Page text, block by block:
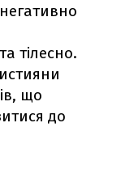
тілесно.
що
до